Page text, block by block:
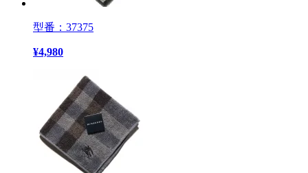
型番：37375
¥4,980